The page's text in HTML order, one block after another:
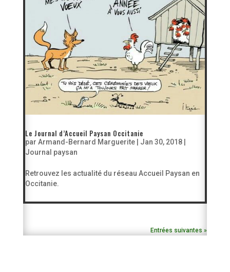
Le Journal d’Accueil Paysan Occitanie
par Armand-Bernard Marguerite| Jan 30, 2018|
Journal paysan
Retrouvez les actualité du réseau Accueil Paysan en
Occitanie.
Entrées suivantes »